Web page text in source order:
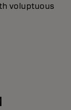
voluptuous